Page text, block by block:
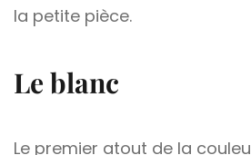
la petite pièce.
Le blanc
Le premier atout de la